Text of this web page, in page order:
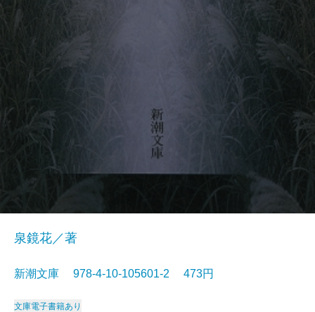
泉鏡花／著
新潮文庫 978-4-10-105601-2 473円
文庫電子書籍あり